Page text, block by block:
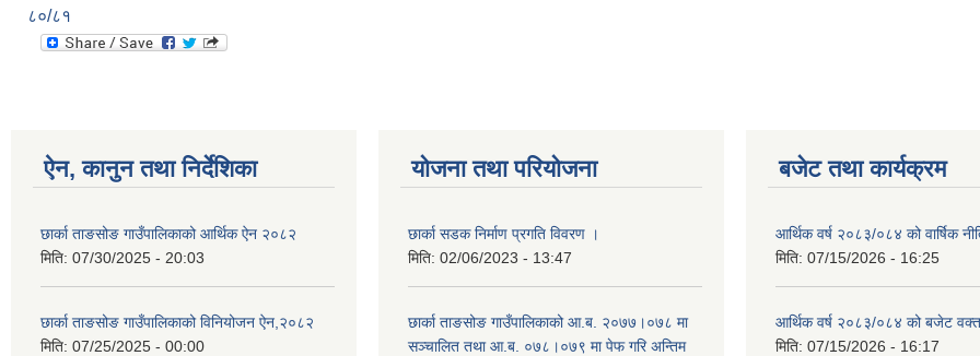
८०/८१
ऐन, कानुन तथा निर्देशिका
छार्का ताङसोङ गाउँपालिकाको आर्थिक ऐन २०८२
मिति: 07/30/2025 - 20:03
छार्का ताङसोङ गाउँपालिकाको विनियोजन ऐन,२०८२
मिति: 07/25/2025 - 00:00
योजना तथा परियोजना
छार्का सडक निर्माण प्रगति विवरण ।
मिति: 02/06/2023 - 13:47
छार्का ताङसोङ गाउँपालिकाको आ.ब. २०७७।०७८ मा
सञ्चालित तथा आ.ब. ०७८।०७९ मा पेफ गरि अन्तिम
बजेट तथा कार्यक्रम
आर्थिक वर्ष २०८३/०८४ को वार्षिक
मिति: 07/15/2026 - 16:25
आर्थिक वर्ष २०८३/०८४ को बजेट
मिति: 07/15/2026 - 16:17